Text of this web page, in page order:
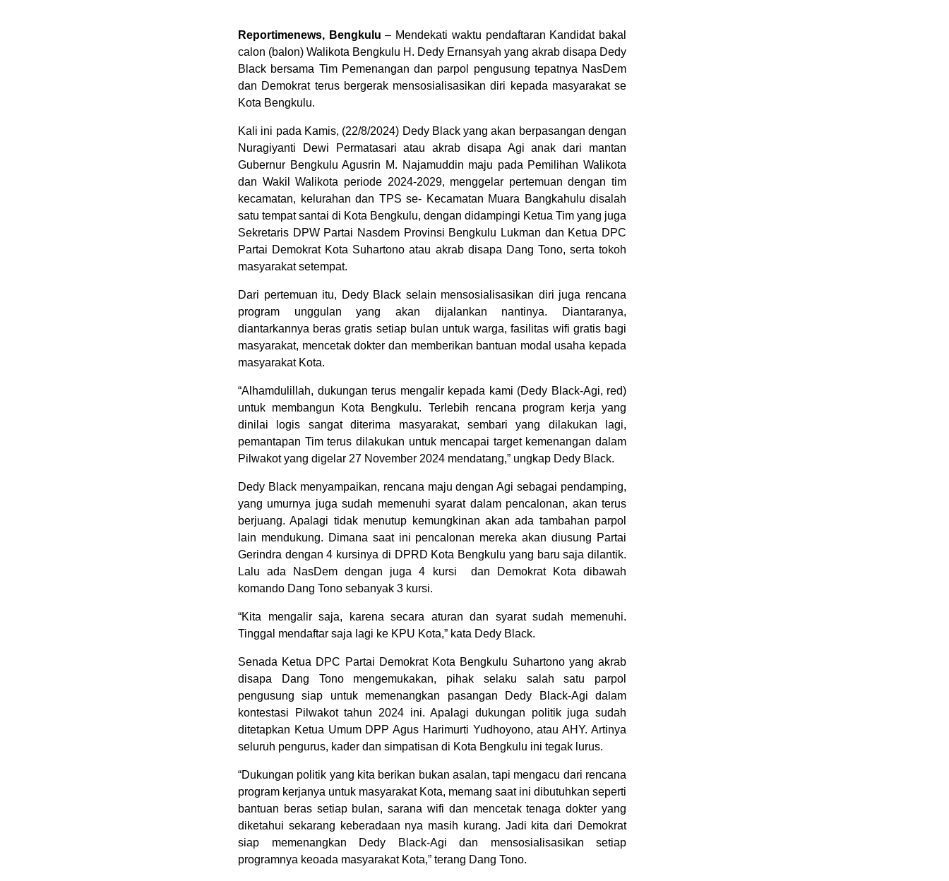
Reportimenews, Bengkulu– Mendekati waktu pendaftaran Kandidat bakal
calon (balon) Walikota Bengkulu H. Dedy Ernansyah yang akrab disapa Dedy
Black bersama Tim Pemenangan dan parpol pengusung tepatnya NasDem
dan Demokrat terus bergerak mensosialisasikan diri kepada masyarakat se
Kota Bengkulu.
Kali ini pada Kamis, (22/8/2024) Dedy Black yang akan berpasangan dengan
Nuragiyanti Dewi Permatasari atau akrab disapa Agi anak dari mantan
Gubernur Bengkulu Agusrin M. Najamuddin maju pada Pemilihan Walikota
dan Wakil Walikota periode 2024-2029, menggelar pertemuan dengan tim
kecamatan, kelurahan dan TPS se- Kecamatan Muara Bangkahulu disalah
satu tempat santai di Kota Bengkulu, dengan didampingi Ketua Tim yang juga
Sekretaris DPW Partai Nasdem Provinsi Bengkulu Lukman dan Ketua DPC
Partai Demokrat Kota Suhartono atau akrab disapa Dang Tono, serta tokoh
masyarakat setempat.
Dari pertemuan itu, Dedy Black selain mensosialisasikan diri juga rencana
program unggulan yang akan dijalankan nantinya. Diantaranya,
diantarkannya beras gratis setiap bulan untuk warga, fasilitas wifi gratis bagi
masyarakat, mencetak dokter dan memberikan bantuan modal usaha kepada
masyarakat Kota.
“Alhamdulillah, dukungan terus mengalir kepada kami (Dedy Black-Agi, red)
untuk membangun Kota Bengkulu. Terlebih rencana program kerja yang
dinilai logis sangat diterima masyarakat, sembari yang dilakukan lagi,
pemantapan Tim terus dilakukan untuk mencapai target kemenangan dalam
Pilwakot yang digelar 27 November 2024 mendatang,” ungkap Dedy Black.
Dedy Black menyampaikan, rencana maju dengan Agi sebagai pendamping,
yang umurnya juga sudah memenuhi syarat dalam pencalonan, akan terus
berjuang. Apalagi tidak menutup kemungkinan akan ada tambahan parpol
lain mendukung. Dimana saat ini pencalonan mereka akan diusung Partai
Gerindra dengan 4 kursinya di DPRD Kota Bengkulu yang baru saja dilantik.
Lalu ada NasDem dengan juga 4 kursi dan Demokrat Kota dibawah
komando Dang Tono sebanyak 3 kursi.
“Kita mengalir saja, karena secara aturan dan syarat sudah memenuhi.
Tinggal mendaftar saja lagi ke KPU Kota,” kata Dedy Black.
Senada Ketua DPC Partai Demokrat Kota Bengkulu Suhartono yang akrab
disapa Dang Tono mengemukakan, pihak selaku salah satu parpol
pengusung siap untuk memenangkan pasangan Dedy Black-Agi dalam
kontestasi Pilwakot tahun 2024 ini. Apalagi dukungan politik juga sudah
ditetapkan Ketua Umum DPP Agus Harimurti Yudhoyono, atau AHY. Artinya
seluruh pengurus, kader dan simpatisan di Kota Bengkulu ini tegak lurus.
“Dukungan politik yang kita berikan bukan asalan, tapi mengacu dari rencana
program kerjanya untuk masyarakat Kota, memang saat ini dibutuhkan seperti
bantuan beras setiap bulan, sarana wifi dan mencetak tenaga dokter yang
diketahui sekarang keberadaan nya masih kurang. Jadi kita dari Demokrat
siap memenangkan Dedy Black-Agi dan mensosialisasikan setiap
programnya keoada masyarakat Kota,” terang Dang Tono.